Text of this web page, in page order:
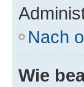
Nach
Wie